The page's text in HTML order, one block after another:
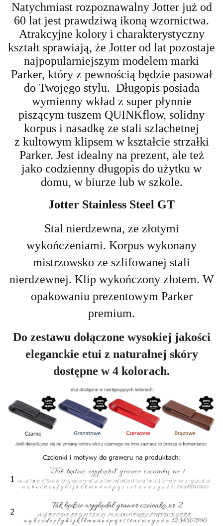
Natychmiast rozpoznawalny Jotter już od
60 lat jest prawdziwą ikoną wzornictwa.
Atrakcyjne kolory i charakterystyczny
kształt sprawiają, że Jotter od lat pozostaje
najpopularniejszym modelem marki
Parker, który z pewnością będzie pasował
do Twojego stylu. Długopis posiada
wymienny wkład z super płynnie
piszącym tuszem QUINKflow, solidny
korpus i nasadkę ze stali szlachetnej
z kultowym klipsem w kształcie strzałki
Parker. Jest idealny na prezent, ale też
jako codzienny długopis do użytku w
domu, w biurze lub w szkole.
Jotter Stainless Steel GT
Stal nierdzewna, ze złotymi
wykończeniami. Korpus wykonany
mistrzowsko ze szlifowanej stali
nierdzewnej. Klip wykończony złotem. W
opakowaniu prezentowym Parker
premium.
Do zestawu dołączone wysokiej jakości
eleganckie etui z naturalnej skóry
dostępne w 4 kolorach.